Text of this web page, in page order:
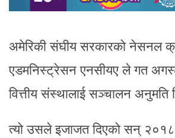
अमेरिकी संघीय सरकारको नेसनल
एडमनिस्ट्रेसन एनसीयए ले गत
वित्तीय संस्थालाई सञ्चालन अनुमति
त्यो उसले इजाजत दिएको सन् २०१८